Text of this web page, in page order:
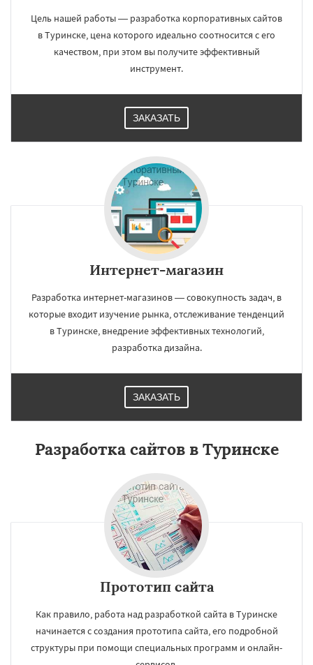
Цель нашей работы — разработка корпоративных сайтов
в Туринске, цена которого идеально соотносится с его
качеством, при этом вы получите эффективный
инструмент.
ЗАКАЗАТЬ
Интернет-магазин
Разработка интернет-магазинов — совокупность задач, в
которые входит изучение рынка, отслеживание тенденций
в Туринске, внедрение эффективных технологий,
разработка дизайна.
ЗАКАЗАТЬ
Разработка сайтов в Туринске
Прототип сайта
Как правило, работа над разработкой сайта в Туринске
начинается с создания прототипа сайта, его подробной
структуры при помощи специальных программ и онлайн-